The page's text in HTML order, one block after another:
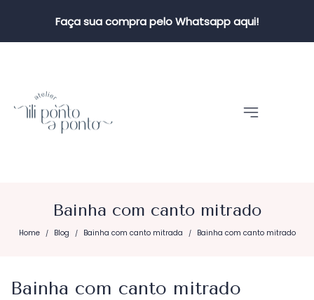
Faça sua compra pelo Whatsapp aqui!
Bainha com canto mitrado
Home / Blog / Bainha com canto mitrada / Bainha com canto mitrado
Bainha com canto mitrado